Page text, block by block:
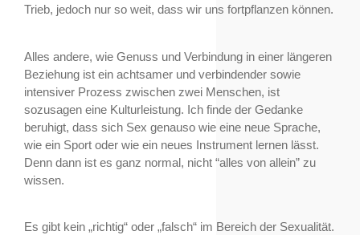
Trieb, jedoch nur so weit, dass wir uns fortpflanzen können.
Alles andere, wie Genuss und Verbindung in einer längeren
Beziehung ist ein achtsamer und verbindender sowie
intensiver Prozess zwischen zwei Menschen, ist
sozusagen eine Kulturleistung. Ich finde der Gedanke
beruhigt, dass sich Sex genauso wie eine neue Sprache,
wie ein Sport oder wie ein neues Instrument lernen lässt.
Denn dann ist es ganz normal, nicht “alles von allein” zu
wissen.
Es gibt kein „richtig“ oder „falsch“ im Bereich der Sexualität.